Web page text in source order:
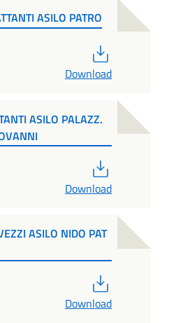
ASILO PATRO
Download
ASILO PALAZZ.
Download
ASILO NIDO PAT
Download